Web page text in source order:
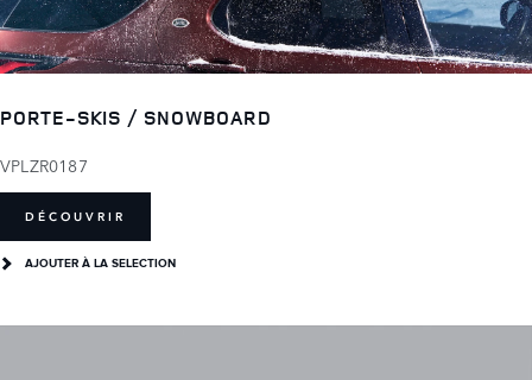
PORTE-SKIS / SNOWBOARD
VPLZR0187
DÉCOUVRIR
AJOUTER À LA SELECTION